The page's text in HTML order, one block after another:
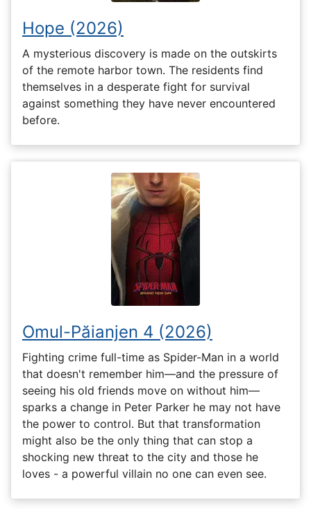
Hope (2026)
A mysterious discovery is made on the outskirts
of the remote harbor town. The residents find
themselves in a desperate fight for survival
against something they have never encountered
before.
Omul-Păianjen 4 (2026)
Fighting crime full-time as Spider-Man in a world
that doesn't remember him—and the pressure of
seeing his old friends move on without him—
sparks a change in Peter Parker he may not have
the power to control. But that transformation
might also be the only thing that can stop a
shocking new threat to the city and those he
loves - a powerful villain no one can even see.